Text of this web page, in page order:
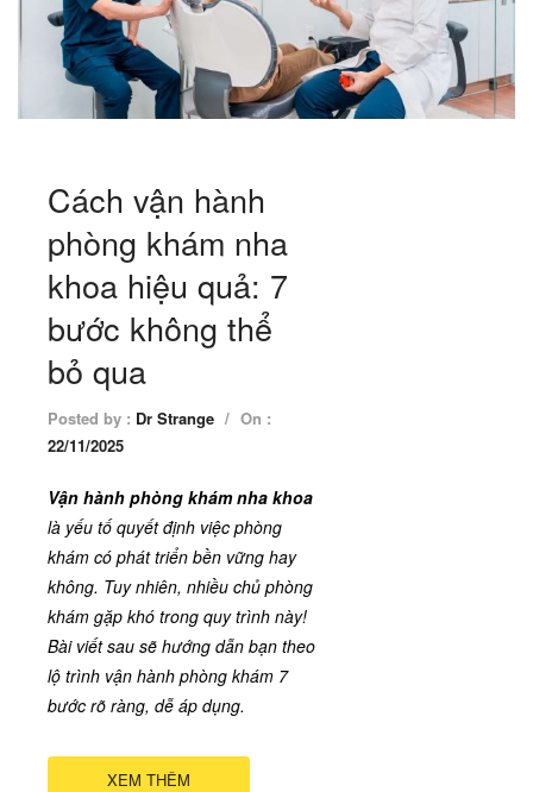
Cách vận hành
phòng khám nha
khoa hiệu quả: 7
bước không thể
bỏ qua
Posted by : Dr Strange / On :
22/11/2025
Vận hành phòng khám nha khoa
là yếu tố quyết định việc phòng
khám có phát triển bền vững hay
không. Tuy nhiên, nhiều chủ phòng
khám gặp khó trong quy trình này!
Bài viết sau sẽ hướng dẫn bạn theo
lộ trình vận hành phòng khám 7
bước rõ ràng, dễ áp dụng.
XEM THÊM